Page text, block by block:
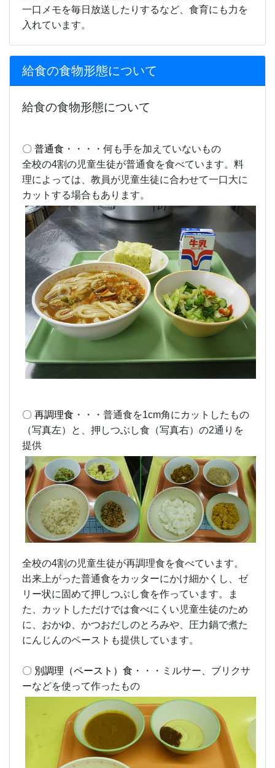
一口メモを毎日放送したりするなど、食育にも力を
入れています。
給食の食物形態について
給食の食物形態について
〇 普通食 ・・・・何も手を加えていないもの
全校の4割の児童生徒が普通食を食べています。料
理によっては、教員が児童生徒に合わせて一口大に
カットする場合もあります。
〇 再調理食 ・・・普通食を1cm角にカットしたもの
（写真左）と、押しつぶし食（写真右）の2通りを
提供
全校の4割の児童生徒が再調理食を食べています。
出来上がった普通食をカッターにかけ細かくし、ゼ
リー状に固めて押しつぶし食を作っています。ま
た、カットしただけでは食べにくい児童生徒のため
に、おかゆ、かつおだしのとろみや、圧力鍋で煮た
にんじんのペーストも提供しています。
〇 別調理（ペースト）食 ・・・ミルサー、ブリクサ
ーなどを使って作ったもの